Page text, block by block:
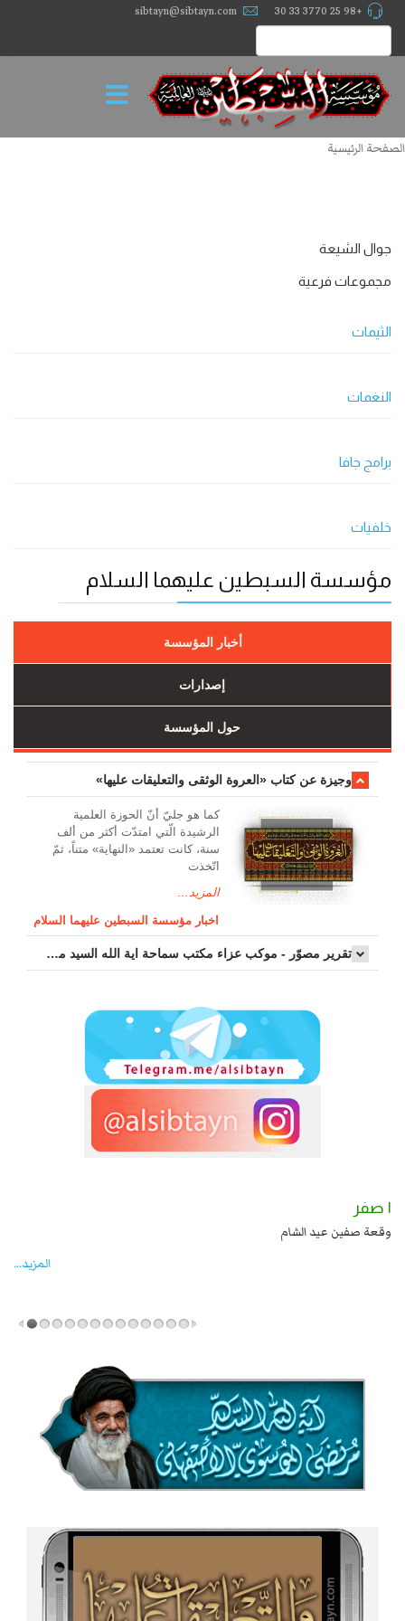
+98 25 3770 33 30
sibtayn@sibtayn.com
الصفحة الرئيسية
جوال الشيعة
مجموعات فرعية
الثيمات
النغمات
برامج جافا
خلفيات
مؤسسة السبطين عليهما السلام
أخبار المؤسسة
إصدارات
حول المؤسسة
وجیزة عن کتاب «العروة الوثقی والتعلیقات علیها»
کما هو جليّ أنّ الحوزة العلمیة
الرشیدة الّتي امتدّت أكثر من ألف
سنة، كانت تعتمد «النهاية» متناً، ثمّ
اتّخذت
المزيد...
اخبار مؤسسة السبطين عليهما السلام
تقرير مصوّر - موكب عزاء مکتب سماحة اية الله السيد مرتضى الموسوي الاصفهاني في يوم إستشهاد السيدة فاطم...
علي بن الحسين عليهما السلام قتل صاحب الزنج